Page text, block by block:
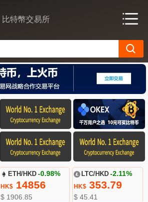
比特幣交易所
ETH/HKD -0.98%
HK$ 14856
$ 1906.85
LTC/HKD -2.11%
HK$353.79
$ 45.41